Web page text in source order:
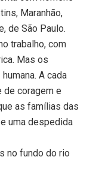
Maranhão,
de São Paulo.
trabalho, com
Mas os
A cada
de coragem e
as famílias das
uma despedida
no fundo do rio